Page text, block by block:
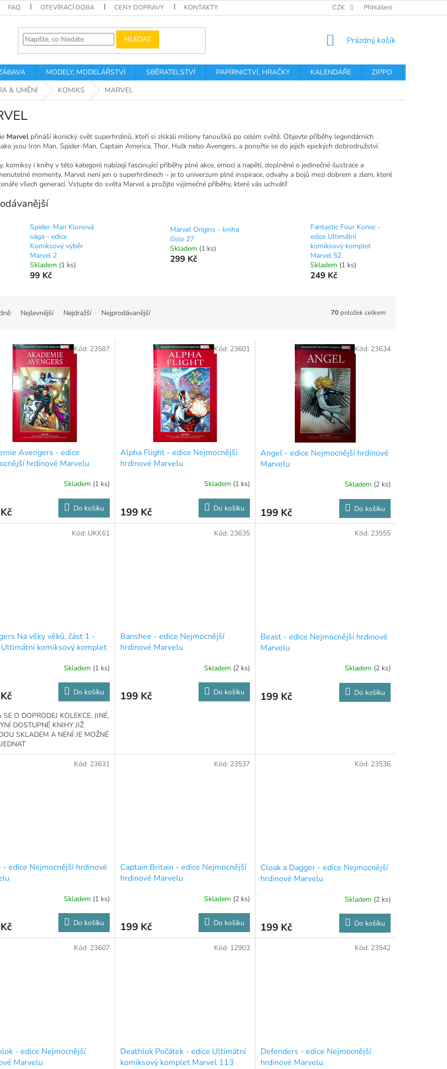
FAQ OTEVÍRACÍ DOBA CENY DOPRAVY KONTAKTY PODMÍNKY OCHRANY OSOBNÍCH
CZK Přihlášení
HLEDAT
NÁKUPNÍ
Prázdný košík
MODELY, MODELÁŘSTVÍ SBĚRATELSTVÍ PAPÍRNICTVÍ, HRAČKY KALENDÁŘE ZIPPO
& UMĚNÍ KOMIKS MARVEL
Marvelpřináší ikonický svět superhrdinů, kteří si získali miliony fanoušků po celém světě. Objevte příběhy legendárních
jsou Iron Man, Spider-Man, Captain America, Thor, Hulk nebo Avengers, a ponořte se do jejich epických dobrodružství.
komiksy i knihy v této kategorii nabízejí fascinující příběhy plné akce, emocí a napětí, doplněné o jedinečné ilustrace a
momenty. Marvel není jen o superhrdinech – je to univerzum plné inspirace, odvahy a bojů mezi dobrem a zlem, které
všech generací. Vstupte do světa Marvel a prožijte výjimečné příběhy, které vás uchvátí!
Spider-Man Klonová
sága - edice
Komiksový výběr
Marvel 2
Skladem (1 ks)
99 Kč
Marvel Origins - kniha
číslo 27
Skladem (1 ks)
299 Kč
Fantastic Four Konec -
edice Ultimátní
komiksový komplet
Marvel 52
Skladem (1 ks)
249 Kč
Nejlevnější Nejdražší Nejprodávanější 70 položek celkem
Avengers - edice
hrdinové Marvelu
Skladem (1 ks)
Do košíku
Kód: 23587
Alpha Flight - edice Nejmocnější
hrdinové Marvelu
Skladem (1 ks)
199 Kč Do košíku
Kód: 23601
Angel - edice Nejmocnější hrdinové
Marvelu
Skladem (2 ks)
199 Kč Do košíku
Kód: 23634
Na věky věků, část 1 -
komiksový komplet
Skladem (1 ks)
Do košíku
SE O DOPRODEJ KOLEKCE, JINÉ,
DOSTUPNÉ KNIHY JIŽ
SKLADEM A NENÍ JE MOŽNÉ
Kód: UKK61
Banshee - edice Nejmocnější
hrdinové Marvelu
Skladem (2 ks)
199 Kč Do košíku
Kód: 23635
Beast - edice Nejmocnější hrdinové
Marvelu
Skladem (2 ks)
199 Kč Do košíku
Kód: 23555
- edice Nejmocnější hrdinové
Skladem (1 ks)
Do košíku
Kód: 23631
Captain Britain - edice Nejmocnější
hrdinové Marvelu
Skladem (2 ks)
199 Kč Do košíku
Kód: 23537
Cloak a Dagger - edice Nejmocnější
hrdinové Marvelu
Skladem (2 ks)
199 Kč Do košíku
Kód: 23536
- edice Nejmocnější
Marvelu
Kód: 23607
Deathlok Počátek - edice Ultimátní
komiksový komplet Marvel 113
Kód: 12903
Defenders - edice Nejmocnější
hrdinové Marvelu
Kód: 23542